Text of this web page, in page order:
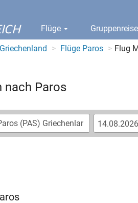
Flüge Gruppenreise
Flüge Paros Flug
nach Paros